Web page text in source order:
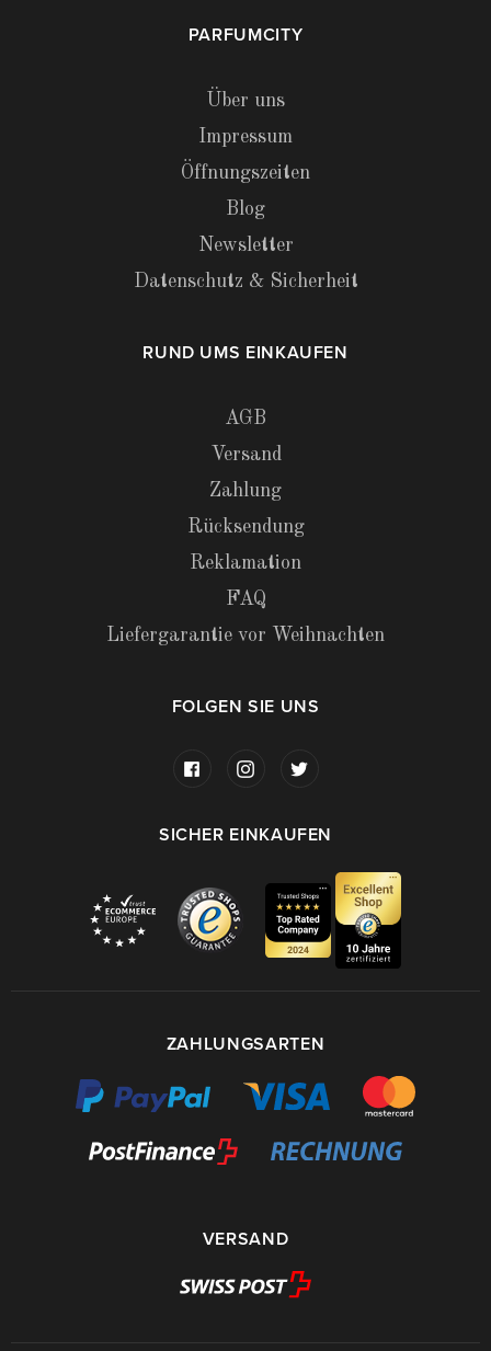
PARFUMCITY
Über uns
Impressum
Öffnungszeiten
Blog
Newsletter
Datenschutz & Sicherheit
RUND UMS EINKAUFEN
AGB
Versand
Zahlung
Rücksendung
Reklamation
FAQ
Liefergarantie vor Weihnachten
FOLGEN SIE UNS
SICHER EINKAUFEN
ZAHLUNGSARTEN
VERSAND